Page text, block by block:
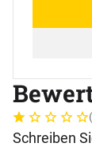
Bewertung: 1
1 Bewertung
Schreiben